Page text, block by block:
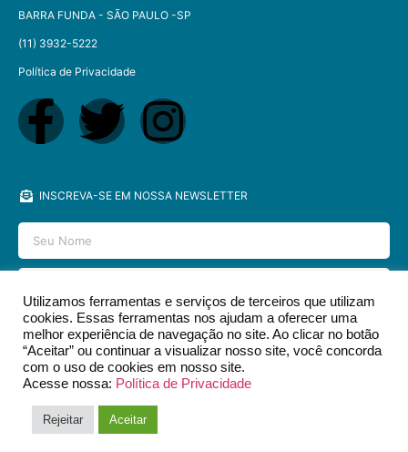
BARRA FUNDA - SÃO PAULO -SP​
(11) 3932-5222
Política de Privacidade
INSCREVA-SE EM NOSSA NEWSLETTER
ENVIAR
Utilizamos ferramentas e serviços de terceiros que utilizam
cookies. Essas ferramentas nos ajudam a oferecer uma
melhor experiência de navegação no site. Ao clicar no botão
“Aceitar” ou continuar a visualizar nosso site, você concorda
com o uso de cookies em nosso site.
Acesse nossa: Política de Privacidade
Rejeitar Aceitar